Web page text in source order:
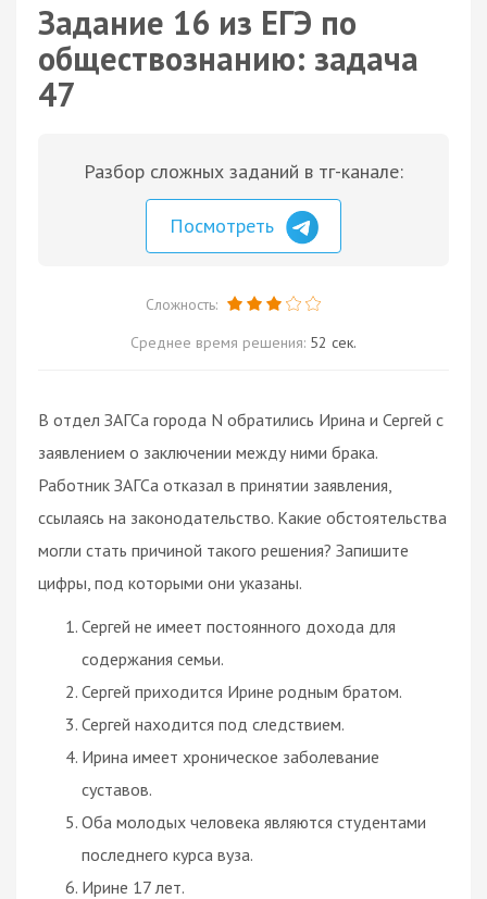
Задание 16 из ЕГЭ по
обществознанию: задача
47
Разбор сложных заданий в тг-канале:
Посмотреть
Сложность:
Среднее время решения: 52 сек.
В отдел ЗАГСа города N обратились Ирина и Сергей с
заявлением о заключении между ними брака.
Работник ЗАГСа отказал в принятии заявления,
ссылаясь на законодательство. Какие обстоятельства
могли стать причиной такого решения? Запишите
цифры, под которыми они указаны.
Сергей не имеет постоянного дохода для
содержания семьи.
Сергей приходится Ирине родным братом.
Сергей находится под следствием.
Ирина имеет хроническое заболевание
суставов.
Оба молодых человека являются студентами
последнего курса вуза.
Ирине 17 лет.